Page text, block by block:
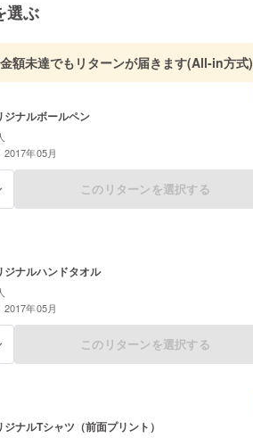
選ぶ
額未達でもリターンが届きます(All-in方式)
ジナルボールペン
年05月
このリターンを選択する
ジナルハンドタオル
年05月
このリターンを選択する
ジナルTシャツ（前面プリント）